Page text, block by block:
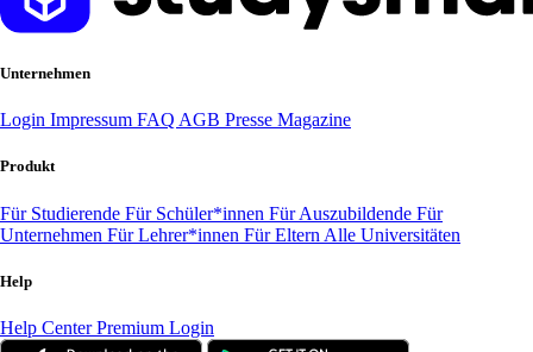
Unternehmen
Login Impressum FAQ AGB Presse Magazine
Produkt
Für Studierende Für Schüler*innen Für Auszubildende Für
Unternehmen Für Lehrer*innen Für Eltern Alle Universitäten
Help
Help CenterPremium Login